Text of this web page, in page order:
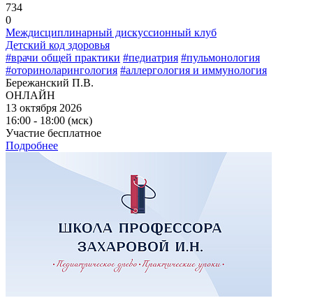
734
0
Междисциплинарный дискуссионный клуб
Детский код здоровья
#врачи общей практики #педиатрия #пульмонология
#оториноларингология #аллергология и иммунология
Бережанский П.В.
ОНЛАЙН
13 октября 2026
16:00 - 18:00 (мск)
Участие бесплатное
Подробнее